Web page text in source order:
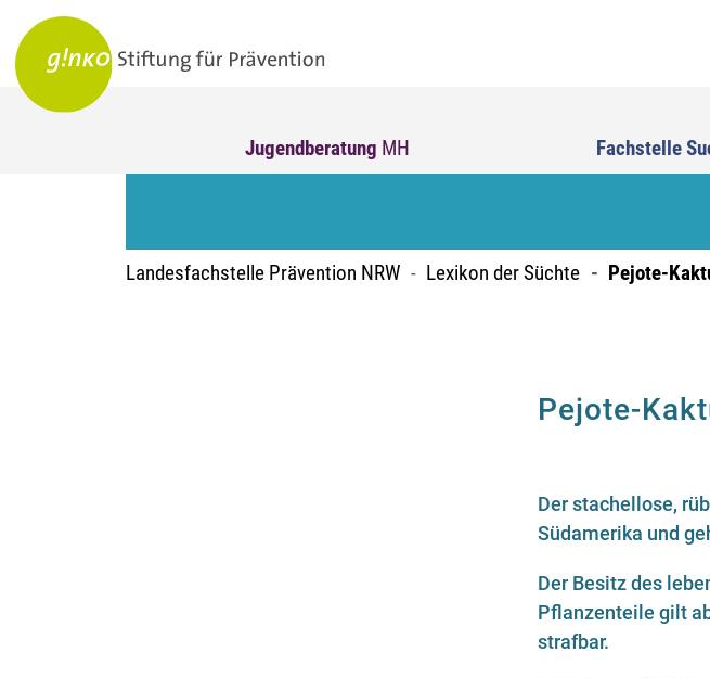
Jugendberatung MH Fachstelle
Landesfachstelle Prävention NRW Lexikon der Süchte Pejote-
Pejote-
Der stachellose,
Südamerika und
Der Besitz des
Pflanzenteile gilt
strafbar.